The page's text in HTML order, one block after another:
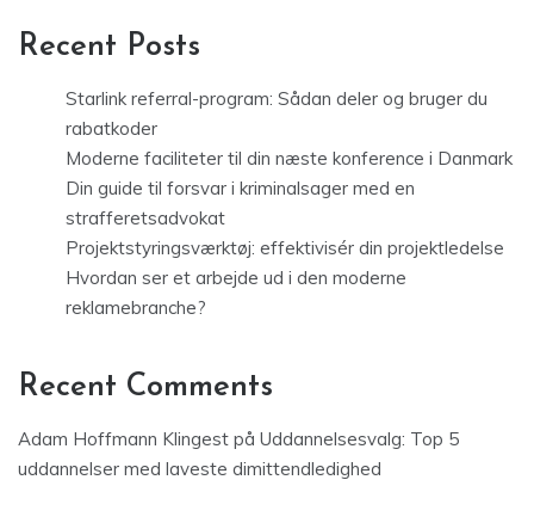
Recent Posts
Starlink referral-program: Sådan deler og bruger du
rabatkoder
Moderne faciliteter til din næste konference i Danmark
Din guide til forsvar i kriminalsager med en
strafferetsadvokat
Projektstyringsværktøj: effektivisér din projektledelse
Hvordan ser et arbejde ud i den moderne
reklamebranche?
Recent Comments
Adam Hoffmann Klingest på Uddannelsesvalg: Top 5
uddannelser med laveste dimittendledighed